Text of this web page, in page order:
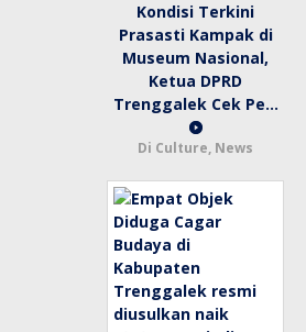
Kondisi Terkini
Prasasti Kampak di
Museum Nasional,
Ketua DPRD
Trenggalek Cek Pe…
Di Culture, News